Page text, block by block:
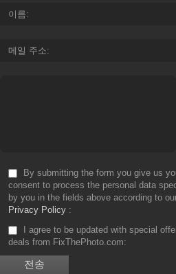
이름
메일 주소
By submitting the form you give us
consent to process the personal data
by you in the fields above according to
Privacy Policy
I agree to be updated with special
deals from FixThePhoto.com